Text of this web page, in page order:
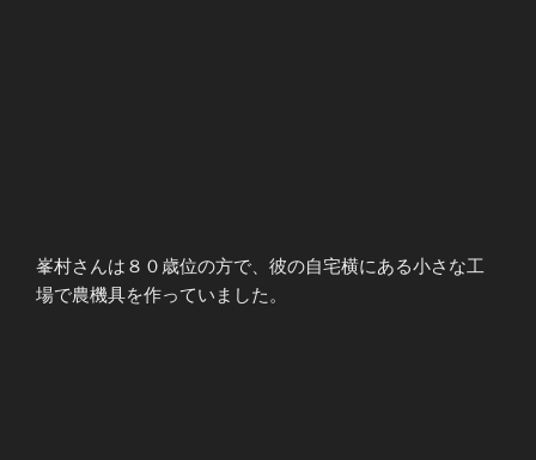
峯村さんは８０歳位の方で、彼の自宅横にある小さな工
場で農機具を作っていました。